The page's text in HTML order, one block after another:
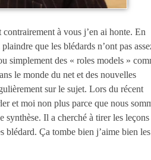
à vous j’en ai honte. En
que les blédards n’ont pas
simplement des « roles models »
le monde du net et des nouvelles
sur le sujet. Lors du récent
et moi non plus parce que nous
synthèse. Il a cherché à tirer les leçons
blédard. Ça tombe bien j’aime bien les